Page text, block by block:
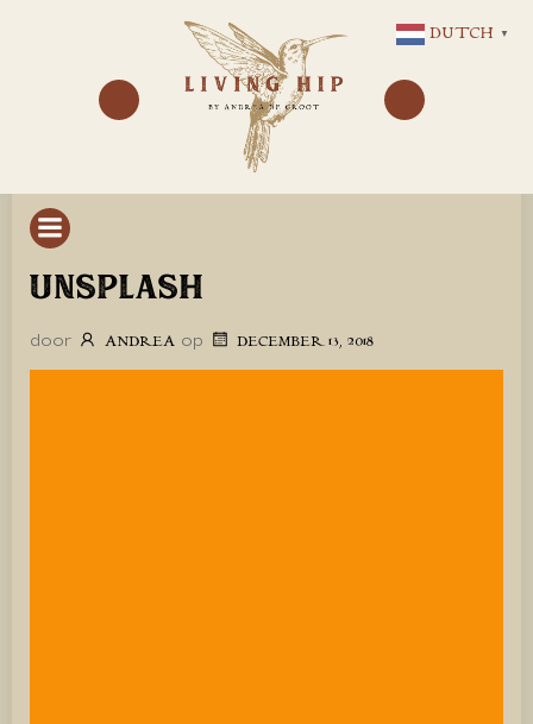
NAAR
DE
INHOUD
UNSPLASH
door ANDREA op DECEMBER 13, 2018
DUTCH ▼